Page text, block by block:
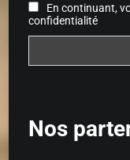
En continuant,
confidentialité
Nos